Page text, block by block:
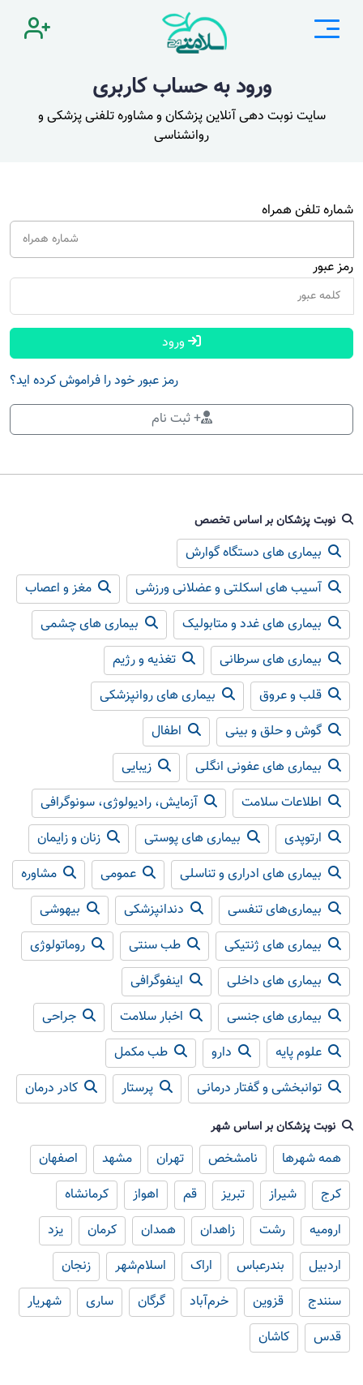
ورود به حساب کاربری
سایت نوبت دهی آنلاین پزشکان و مشاوره تلفنی پزشکی و
روانشناسی
شماره تلفن همراه
رمز عبور
رمز عبور خود را فراموش کرده اید؟
+ ثبت نام
نوبت پزشکان بر اساس تخصص
بیماری های دستگاه گوارش
آسیب های اسکلتی و عضلانی ورزشی
مغز و اعصاب
بیماری های غدد و متابولیک
بیماری های چشمی
بیماری های سرطانی
تغذیه و رژیم
قلب و عروق
بیماری های روانپزشکی
گوش و حلق و بینی
اطفال
بیماری های عفونی انگلی
زیبایی
اطلاعات سلامت
آزمایش، رادیولوژی، سونوگرافی
ارتوپدی
بیماری های پوستی
زنان و زایمان
بیماری های ادراری و تناسلی
عمومی
مشاوره
بیماری‌های تنفسی
دندانپزشکی
بیهوشی
بیماری های ژنتیکی
طب سنتی
روماتولوژی
بیماری های داخلی
اینفوگرافی
بیماری های جنسی
اخبار سلامت
جراحی
علوم پایه
دارو
طب مکمل
توانبخشی و گفتار درمانی
پرستار کادر درمان
نوبت پزشکان بر اساس شهر
همه شهرها نامشخص تهران مشهد
اصفهان
کرج
شیراز تبریز قم اهواز
کرمانشاه
ارومیه
رشت زاهدان همدان کرمان
یزد
اردبیل
بندرعباس اراک اسلام‌شهر
زنجان
سنندج
قزوین خرم‌آباد گرگان ساری
شهریار
قدس
کاشان